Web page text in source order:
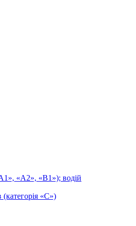
«А2», «В1»); водій
(категорія «С»)